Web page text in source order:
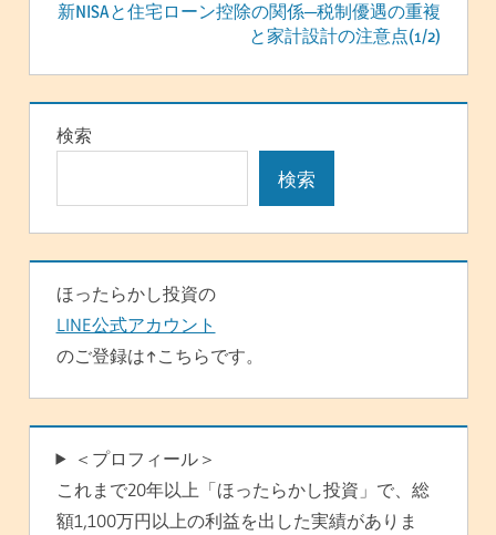
ゲ
ー
シ
ョ
ン
新NISAと住宅ローン控除の関係─税制優遇の重複
と家計設計の注意点(1/2)
検索
検索
ほったらかし投資の
LINE公式アカウント
のご登録は↑こちらです。
＜プロフィール＞
これまで20年以上「ほったらかし投資」で、総
額1,100万円以上の利益を出した実績がありま